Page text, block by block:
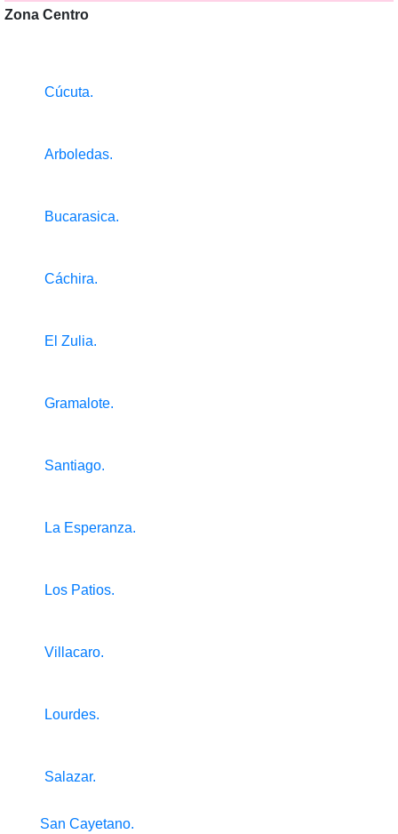
Zona Centro
Cúcuta.
Arboledas.
Bucarasica.
Cáchira.
El Zulia.
Gramalote.
Santiago.
La Esperanza.
Los Patios.
Villacaro.
Lourdes.
Salazar.
San Cayetano.